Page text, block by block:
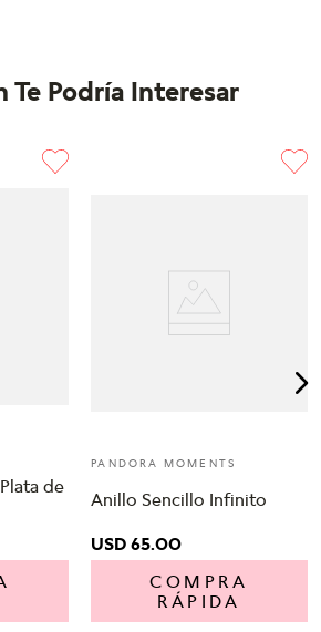
Te Podría Interesar
de
PANDORA MOMENTS
Anillo Sencillo Infinito
USD 65.00
COMPRA
RÁPIDA